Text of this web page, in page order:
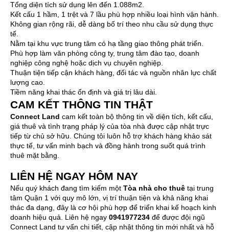
Tổng diện tích sử dụng lên đến 1.088m2.
Kết cấu 1 hầm, 1 trệt và 7 lầu phù hợp nhiều loại hình vận hành.
Không gian rộng rãi, dễ dàng bố trí theo nhu cầu sử dụng thực
tế.
Nằm tại khu vực trung tâm có hạ tầng giao thông phát triển.
Phù hợp làm văn phòng công ty, trung tâm đào tạo, doanh
nghiệp công nghệ hoặc dịch vụ chuyên nghiệp.
Thuận tiện tiếp cận khách hàng, đối tác và nguồn nhân lực chất
lượng cao.
Tiềm năng khai thác ổn định và giá trị lâu dài.
CAM KẾT THÔNG TIN THẬT
Connect Land cam kết toàn bộ thông tin về diện tích, kết cấu,
giá thuê và tình trạng pháp lý của tòa nhà được cập nhật trực
tiếp từ chủ sở hữu. Chúng tôi luôn hỗ trợ khách hàng khảo sát
thực tế, tư vấn minh bạch và đồng hành trong suốt quá trình
thuê mặt bằng.
LIÊN HỆ NGAY HÔM NAY
Nếu quý khách đang tìm kiếm một Tòa nhà cho thuê tại trung
tâm Quận 1 với quy mô lớn, vị trí thuận tiện và khả năng khai
thác đa dạng, đây là cơ hội phù hợp để triển khai kế hoạch kinh
doanh hiệu quả. Liên hệ ngay 0941977234 để được đội ngũ
Connect Land tư vấn chi tiết, cập nhật thông tin mới nhất và hỗ